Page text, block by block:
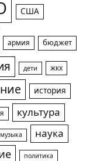
США
армия бюджет
дети жкх
история
культура
музыка
наука
политика